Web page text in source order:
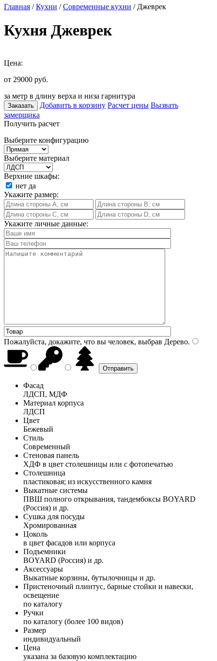
Главная /Кухни /Современные кухни / Джеврек
Кухня Джеврек
Цена:
от 29000 руб.
за метр в длину верха и низа гарнитура
Заказать Добавить в корзину Расчет цены Вызвать
замерщика
Получить расчет
Выберите конфигурацию
Выберите материал
Верхние шкафы:
нет да
Укажите размер:
Укажите личные данные:
Пожалуйста, докажите, что вы человек, выбрав Дерево.
Фасад
ЛДСП, МДФ
Материал корпуса
ЛДСП
Цвет
Бежевый
Стиль
Современный
Стеновая панель
ХДФ в цвет столешницы или с фотопечатью
Столешница
пластиковая; из искусственного камня
Выкатные системы
ПВШ полного открывания, тандембоксы BOYARD
(Россия) и др.
Сушка для посуды
Хромированная
Цоколь
в цвет фасадов или корпуса
Подъемники
BOYARD (Россия) и др.
Аксессуары
Выкатные корзины, бутылочницы и др.
Пристеночный плинтус, барные стойки и навески,
освещение
по каталогу
Ручки
по каталогу (более 100 видов)
Размер
индивидуальный
Цена
указана за базовую комплектацию